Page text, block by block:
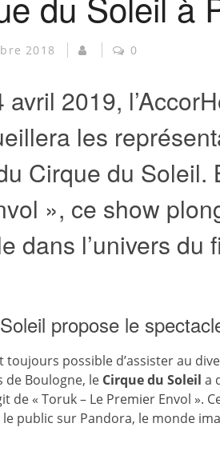
2018 0
avril 2019,
les
Cirque du Soleil.
», ce show
dans l’univers du
propose le
toujours possible d’assister au
de Boulogne, le Cirque du Soleil a
de « Toruk – Le Premier Envol ».
public sur Pandora, le monde